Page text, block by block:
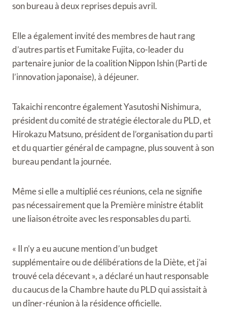
son bureau à deux reprises depuis avril.
Elle a également invité des membres de haut rang
d’autres partis et Fumitake Fujita, co-leader du
partenaire junior de la coalition Nippon Ishin (Parti de
l’innovation japonaise), à ​​déjeuner.
Takaichi rencontre également Yasutoshi Nishimura,
président du comité de stratégie électorale du PLD, et
Hirokazu Matsuno, président de l’organisation du parti
et du quartier général de campagne, plus souvent à son
bureau pendant la journée.
Même si elle a multiplié ces réunions, cela ne signifie
pas nécessairement que la Première ministre établit
une liaison étroite avec les responsables du parti.
« Il n’y a eu aucune mention d’un budget
supplémentaire ou de délibérations de la Diète, et j’ai
trouvé cela décevant », a déclaré un haut responsable
du caucus de la Chambre haute du PLD qui assistait à
un dîner-réunion à la résidence officielle.